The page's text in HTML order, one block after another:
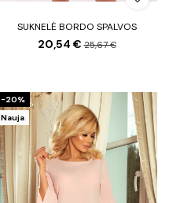
SUKNELĖ BORDO SPALVOS
20,54 €25,67 €
−20%
Nauja